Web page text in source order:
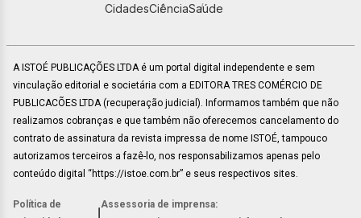
CidadesCiênciaSaúde
A ISTOÉ PUBLICAÇÕES LTDA é um portal digital independente e sem
vinculação editorial e societária com a EDITORA TRES COMÉRCIO DE
PUBLICACÕES LTDA (recuperação judicial). Informamos também que não
realizamos cobranças e que também não oferecemos cancelamento do
contrato de assinatura da revista impressa de nome ISTOÉ, tampouco
autorizamos terceiros a fazê-lo, nos responsabilizamos apenas pelo
conteúdo digital “https://istoe.com.br” e seus respectivos sites.
Política de
Assessoria de imprensa: